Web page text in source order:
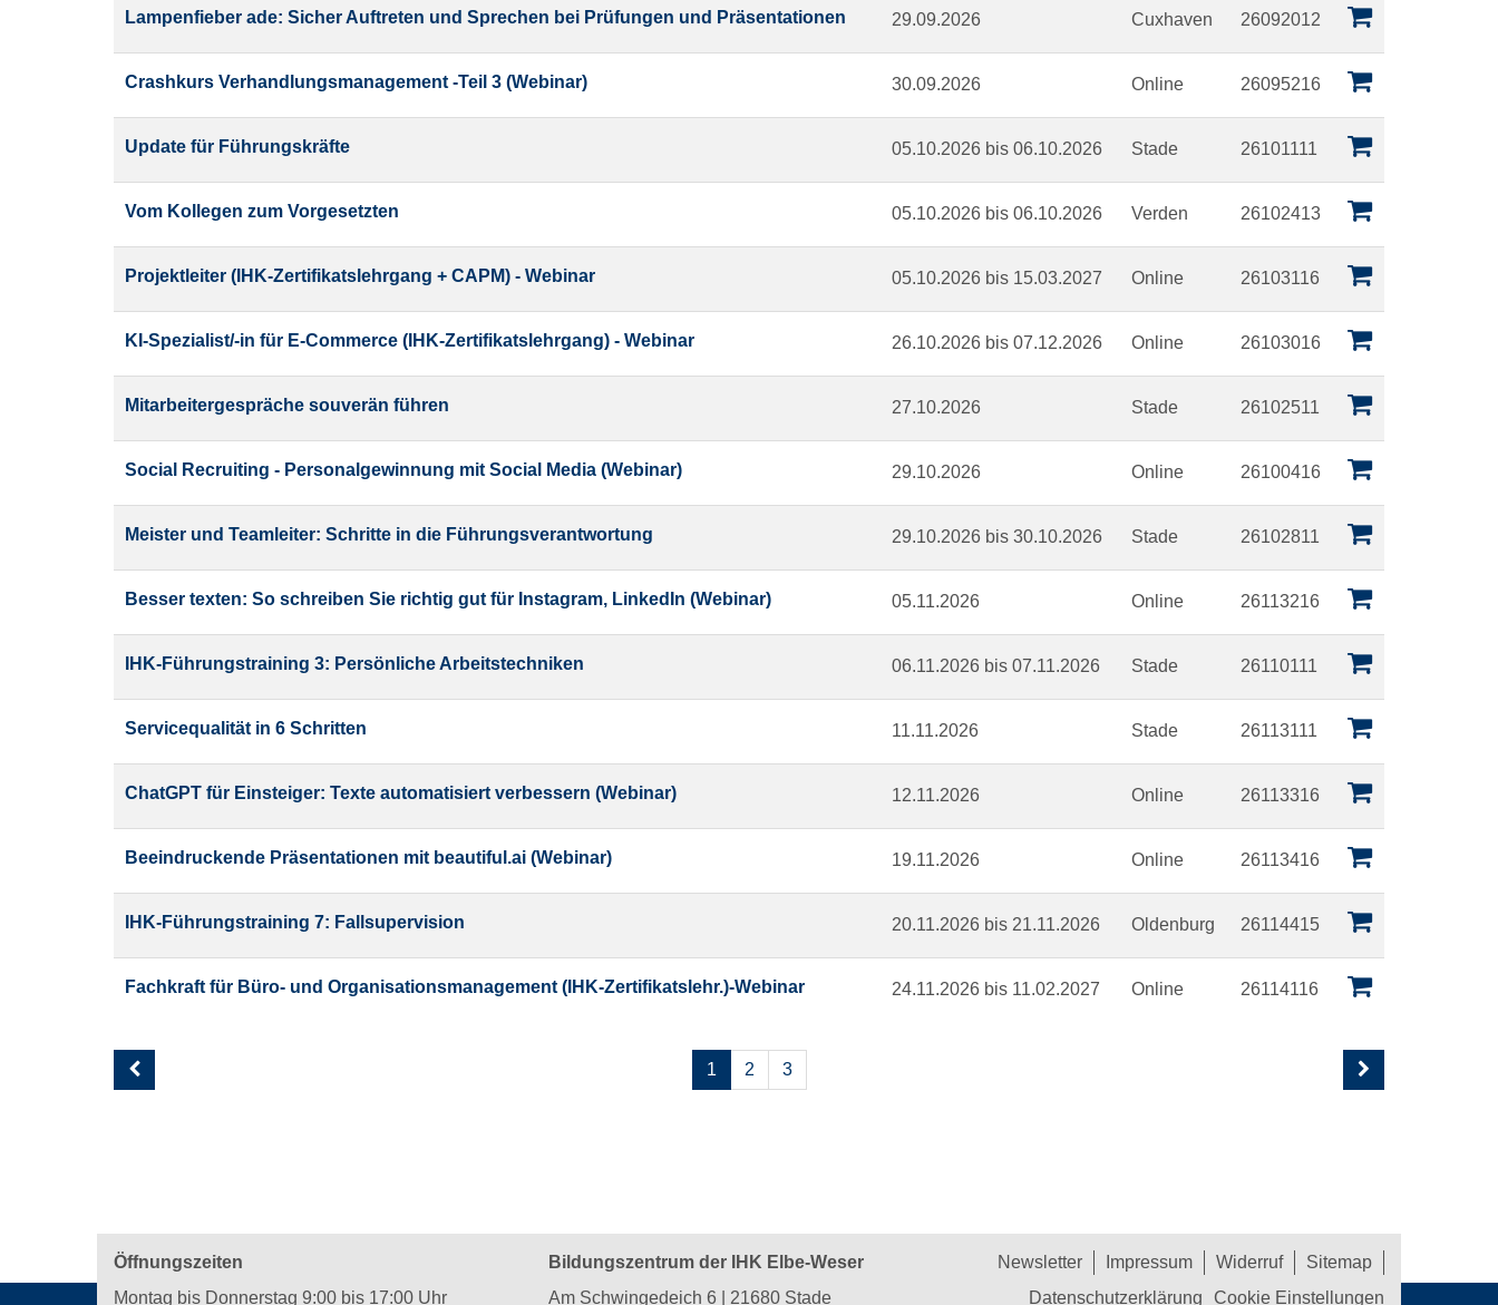
Lampenfieber ade: Sicher Auftreten und Sprechen bei Prüfungen und Präsentationen 29.09.2026 Cuxhaven 26092012
Crashkurs Verhandlungsmanagement -Teil 3 (Webinar) 30.09.2026 Online 26095216
Update für Führungskräfte 05.10.2026 bis 06.10.2026 Stade 26101111
Vom Kollegen zum Vorgesetzten 05.10.2026 bis 06.10.2026 Verden 26102413
Projektleiter (IHK-Zertifikatslehrgang + CAPM) - Webinar 05.10.2026 bis 15.03.2027 Online 26103116
KI-Spezialist/-in für E-Commerce (IHK-Zertifikatslehrgang) - Webinar 26.10.2026 bis 07.12.2026 Online 26103016
Mitarbeitergespräche souverän führen 27.10.2026 Stade 26102511
Social Recruiting - Personalgewinnung mit Social Media (Webinar) 29.10.2026 Online 26100416
Meister und Teamleiter: Schritte in die Führungsverantwortung 29.10.2026 bis 30.10.2026 Stade 26102811
Besser texten: So schreiben Sie richtig gut für Instagram, LinkedIn (Webinar) 05.11.2026 Online 26113216
IHK-Führungstraining 3: Persönliche Arbeitstechniken 06.11.2026 bis 07.11.2026 Stade 26110111
Servicequalität in 6 Schritten 11.11.2026 Stade 26113111
ChatGPT für Einsteiger: Texte automatisiert verbessern (Webinar) 12.11.2026 Online 26113316
Beeindruckende Präsentationen mit beautiful.ai (Webinar) 19.11.2026 Online 26113416
IHK-Führungstraining 7: Fallsupervision 20.11.2026 bis 21.11.2026 Oldenburg 26114415
Fachkraft für Büro- und Organisationsmanagement (IHK-Zertifikatslehr.)-Webinar 24.11.2026 bis 11.02.2027 Online 26114116
Seite
Seiten
blättern
1 2 3
Öffnungszeiten
Montag bis Donnerstag 9:00 bis 17:00 Uhr
Bildungszentrum der IHK Elbe-Weser
Am Schwingedeich 6 | 21680 Stade
Newsletter Impressum Widerruf
Sitemap
Datenschutzerklärung
Cookie Einstellungen